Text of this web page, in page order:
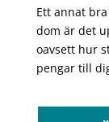
Ett annat
dom är det
oavsett hur
pengar till